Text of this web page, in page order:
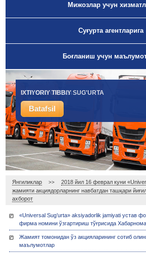
Мижозлар учун
Суғурта агентларига
Боғланиш учун
IXTIYORIY TIBBIY SUG'URTA
Batafsil
YUK SUG'URTASI
Batafsil
Янгиликлар >>
2018 йил 16 феврал куни
жамияти акциядорларнинг навбатдан ташқари
ахборот
«Universal Sug’urta» aksiyadorlik jamiyati устав
фирма номини ўзгартириш тўғрисида Хабарнома
Жамият томонидан ўз акцияларининг сотиб
маълумотлар